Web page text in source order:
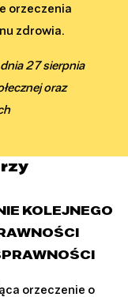
orzeczenia
zdrowia.
27 sierpnia
oraz
KOLEJNEGO
orzeczenie o